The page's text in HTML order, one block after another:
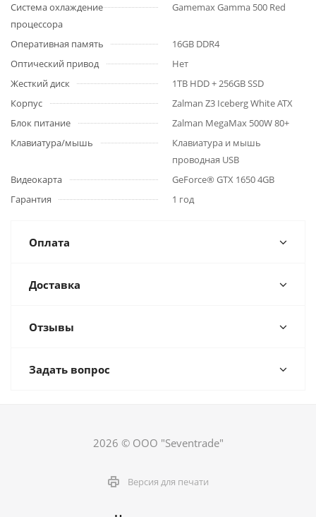
Система охлаждение
процессора
Gamemax Gamma 500 Red
Оперативная память
16GB DDR4
Оптический привод
Нет
Жесткий диск
1TB HDD + 256GB SSD
Корпус
Zalman Z3 Iceberg White ATX
Блок питание
Zalman MegaMax 500W 80+
Клавиатура/мышь
Клавиатура и мышь
проводная USB
Видеокарта
GeForce® GTX 1650 4GB
Гарантия
1 год
Оплата
Доставка
Отзывы
Задать вопрос
2026 © ООО "Seventrade"
Версия для печати